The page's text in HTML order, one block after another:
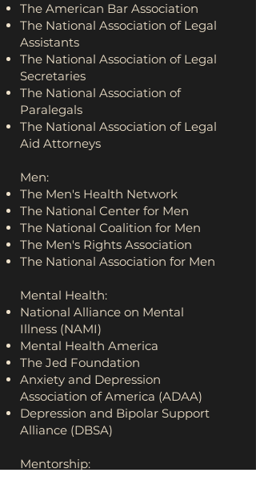
The American Bar Association
The National Association of Legal
Assistants
The National Association of Legal
Secretaries
The National Association of
Paralegals
The National Association of Legal
Aid Attorneys
Men:
The Men's Health Network
The National Center for Men
The National Coalition for Men
The Men's Rights Association
The National Association for Men
Mental Health:
National Alliance on Mental
Illness (NAMI)
Mental Health America
The Jed Foundation
Anxiety and Depression
Association of America (ADAA)
Depression and Bipolar Support
Alliance (DBSA)
Mentorship: